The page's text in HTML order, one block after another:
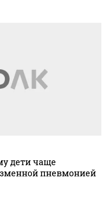
дети чаще
пневмонией